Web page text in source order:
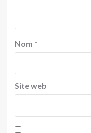
Nom *
Site web